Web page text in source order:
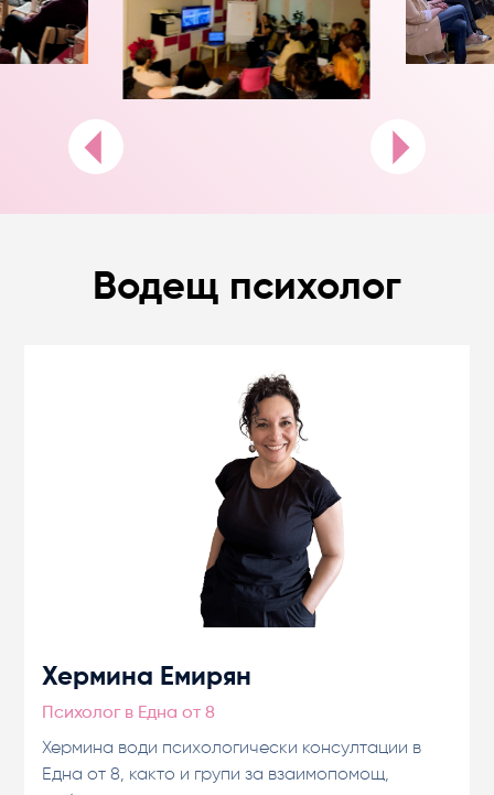
Водещ психолог
Хермина Емирян
Психолог в Една от 8
Хермина води психологически консултации в
Една от 8, както и групи за взаимопомощ,